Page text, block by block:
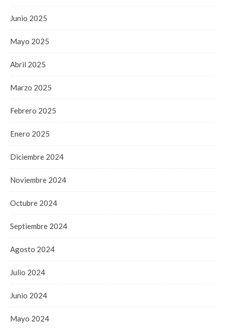
Junio 2025
Mayo 2025
Abril 2025
Marzo 2025
Febrero 2025
Enero 2025
Diciembre 2024
Noviembre 2024
Octubre 2024
Septiembre 2024
Agosto 2024
Julio 2024
Junio 2024
Mayo 2024